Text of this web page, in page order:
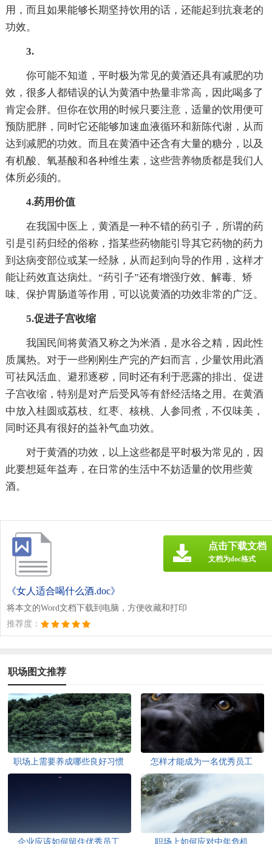
用，而且如果能够长期坚持饮用的话，还能起到抗衰老的
功效。
3.
你可能不知道，平时极为常见的黄酒还具有减肥的功
效，很多人都错误的认为黄酒中热量非常高，因此喝多了
肯定会胖。但你在饮用的时候只要注意，适量的饮用便可
预防肥胖，同时它还能够加速血液循环和新陈代谢，从而
达到减肥的功效。而且在黄酒中还含有大量的糖分，以及
有机酸、氧基酸和各种维生素，这些营养物质都是我们人
体所必须的。
4.药用价值
在我国中医上，黄酒是一种不错的药引子，所谓的药
引是引药归经的俗称，指某些药物能引导其它药物的药力
到达病变部位或某一经脉，从而起到向导的作用，这样才
能让药效直达病灶。“药引子”还有增强疗效、解毒、矫
味、保护胃肠道等作用，可以说黄酒的功效非常的广泛。
5.促进子宫收缩
我国民间将黄酒又称之为米酒，是水谷之精，因此性
质属热。对于一些刚刚生产完的产妇而言，少量饮用此酒
可祛风活血、避邪逐秽，同时还有利于恶露的排出、促进
子宫收缩，特别是对产后受风等有舒经活络之用。在黄酒
中放入桂圆或荔枝、红枣、核桃、人参同煮，不仅味美，
同时还具有很好的益补气血功效。
对于黄酒的功效，以上这些都是平时极为常见的，因
此要想延年益寿，在日常的生活中不妨适量的饮用些黄
酒。
《女人适合喝什么酒.doc》
将本文的Word文档下载到电脑，方便收藏和打印
推荐度：
点击下载文档
文档为doc格式
职场图文推荐
职场上需要养成哪些良好习惯 怎样才能成为一名优秀员工
企业应该如何留住优秀员工 职场上如何应对中年危机